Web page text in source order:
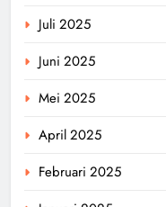
Juli 2025
Juni 2025
Mei 2025
April 2025
Februari 2025